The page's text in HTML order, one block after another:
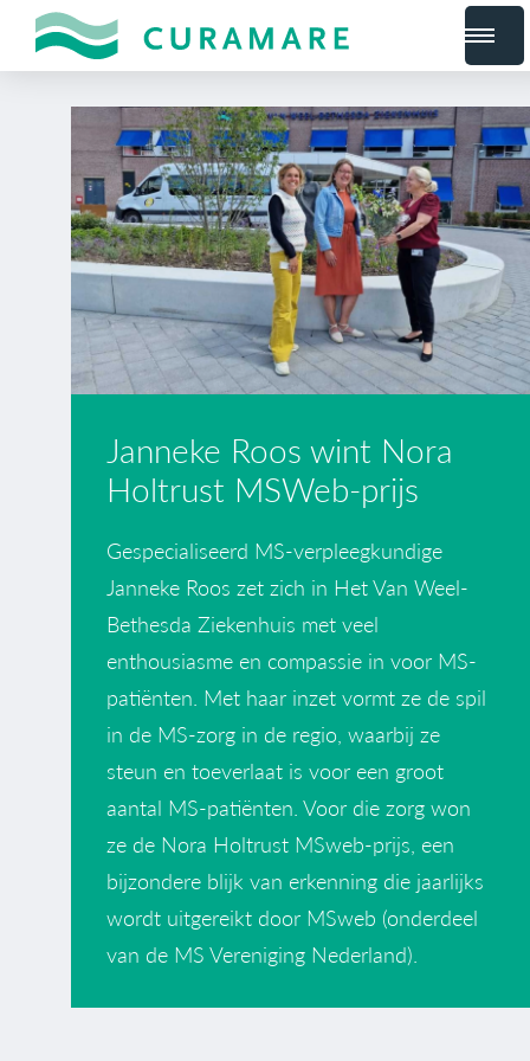
Janneke Roos wint Nora
Holtrust MSWeb-prijs
Gespecialiseerd MS-verpleegkundige
Janneke Roos zet zich in Het Van Weel-
Bethesda Ziekenhuis met veel
enthousiasme en compassie in voor MS-
patiënten. Met haar inzet vormt ze de spil
in de MS-zorg in de regio, waarbij ze
steun en toeverlaat is voor een groot
aantal MS-patiënten. Voor die zorg won
ze de Nora Holtrust MSweb-prijs, een
bijzondere blijk van erkenning die jaarlijks
wordt uitgereikt door MSweb (onderdeel
van de MS Vereniging Nederland).